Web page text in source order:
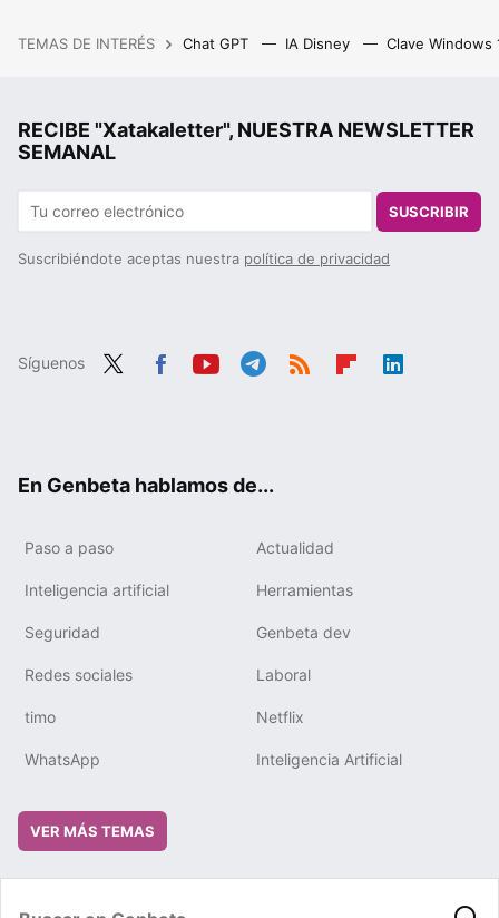
TEMAS DE INTERÉS Chat GPT IA Disney Clave Windows
RECIBE "Xatakaletter", NUESTRA NEWSLETTER
SEMANAL
SUSCRIBIR
Suscribiéndote aceptas nuestra política de privacidad
Síguenos
En Genbeta hablamos de...
Paso a paso Actualidad
Inteligencia artificial Herramientas
Seguridad Genbeta dev
Redes sociales Laboral
timo Netflix
WhatsApp Inteligencia Artificial
VER MÁS TEMAS